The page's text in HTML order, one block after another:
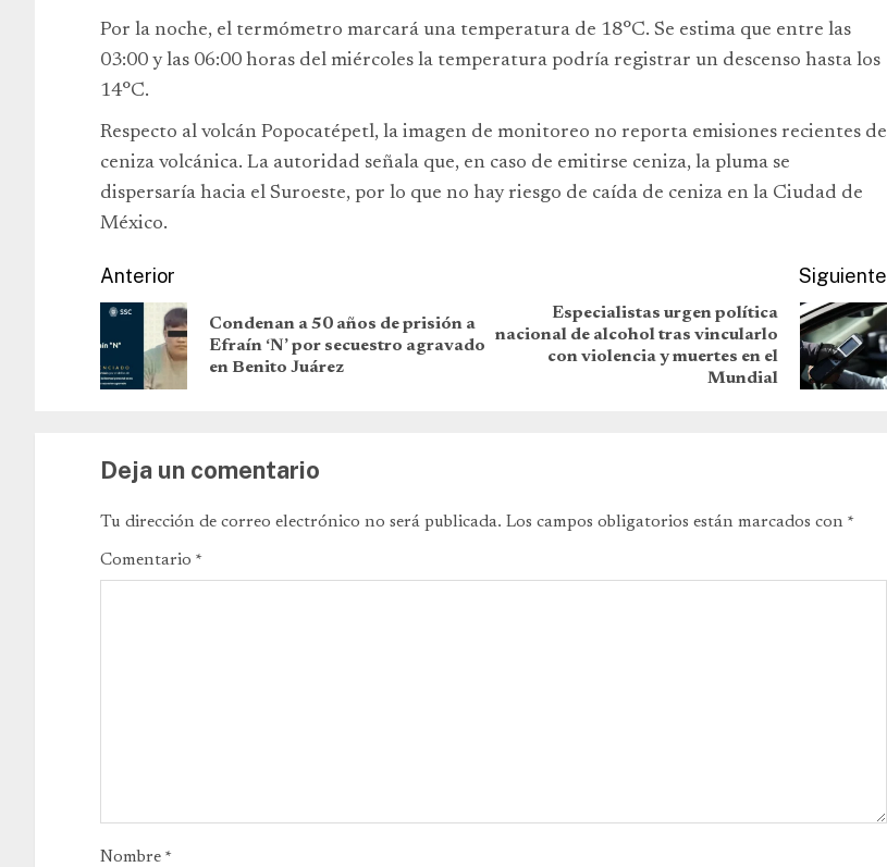
Por la noche, el termómetro marcará una temperatura de 18°C. Se estima que entre las
03:00 y las 06:00 horas del miércoles la temperatura podría registrar un descenso hasta los
14°C.
Respecto al volcán Popocatépetl, la imagen de monitoreo no reporta emisiones recientes de
ceniza volcánica. La autoridad señala que, en caso de emitirse ceniza, la pluma se
dispersaría hacia el Suroeste, por lo que no hay riesgo de caída de ceniza en la Ciudad de
México.
Anterior
Condenan a 50 años de prisión a
Efraín ‘N’ por secuestro agravado
en Benito Juárez
Siguiente
Especialistas urgen política
nacional de alcohol tras vincularlo
con violencia y muertes en el
Mundial
Deja un comentario
Tu dirección de correo electrónico no será publicada. Los campos obligatorios están marcados con *
Comentario *
Nombre *